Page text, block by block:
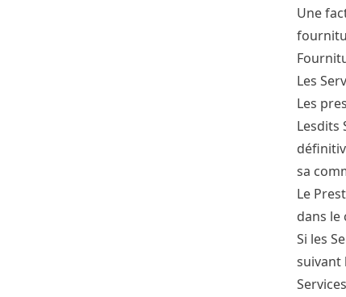
Une
Les
Les
Lesdits
sa
Le
dans le
Si les
suivant